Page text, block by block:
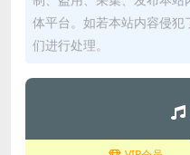
体平台。如若本站内容侵
们进行处理。